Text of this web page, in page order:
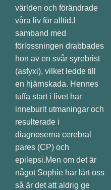
världen och förändrade
våra liv för alltid.I
samband med
förlossningen drabbades
hon av en svår syrebrist
(asfyxi), vilket ledde till
en hjärnskada. Hennes
tuffa start i livet har
inneburit utmaningar och
resulterade i
diagnoserna cerebral
pares (CP) och
epilepsi.Men om det är
något Sophie har lärt oss
så är det att aldrig ge